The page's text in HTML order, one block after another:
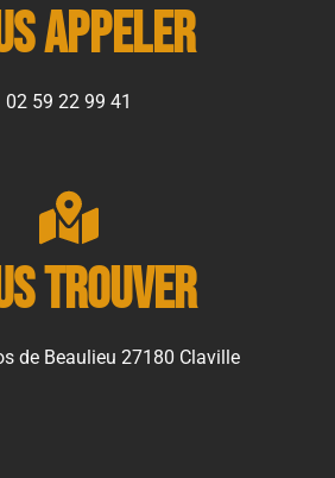
appeler
02 59 22 99 41
trouver
de Beaulieu 27180 Claville